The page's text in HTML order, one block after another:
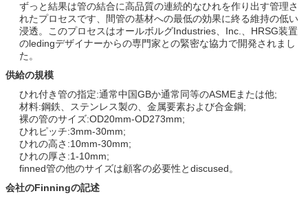
ずっと結果は管の結合に高品質の連続的なひれを作り出す管理さ
れたプロセスです、間管の基材への最低の効果に終る維持の低い
浸透。このプロセスはオールボルグIndustries、Inc.、HRSG装置
のledingデザイナーからの専門家との緊密な協力で開発されまし
た。
供給の規模
ひれ付き管の指定:通常中国GBか通常同等のASMEまたは他;
材料:鋼鉄、ステンレス製の、金属要素および合金鋼;
裸の管のサイズ:OD20mm-OD273mm;
ひれピッチ:3mm-30mm;
ひれの高さ:10mm-30mm;
ひれの厚さ:1-10mm;
finned管の他のサイズは顧客の必要性とdiscused。
会社のFinningの記述